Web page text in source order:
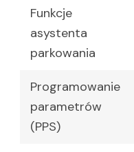
Funkcje
asystenta
parkowania
Programowanie
parametrów
(PPS)